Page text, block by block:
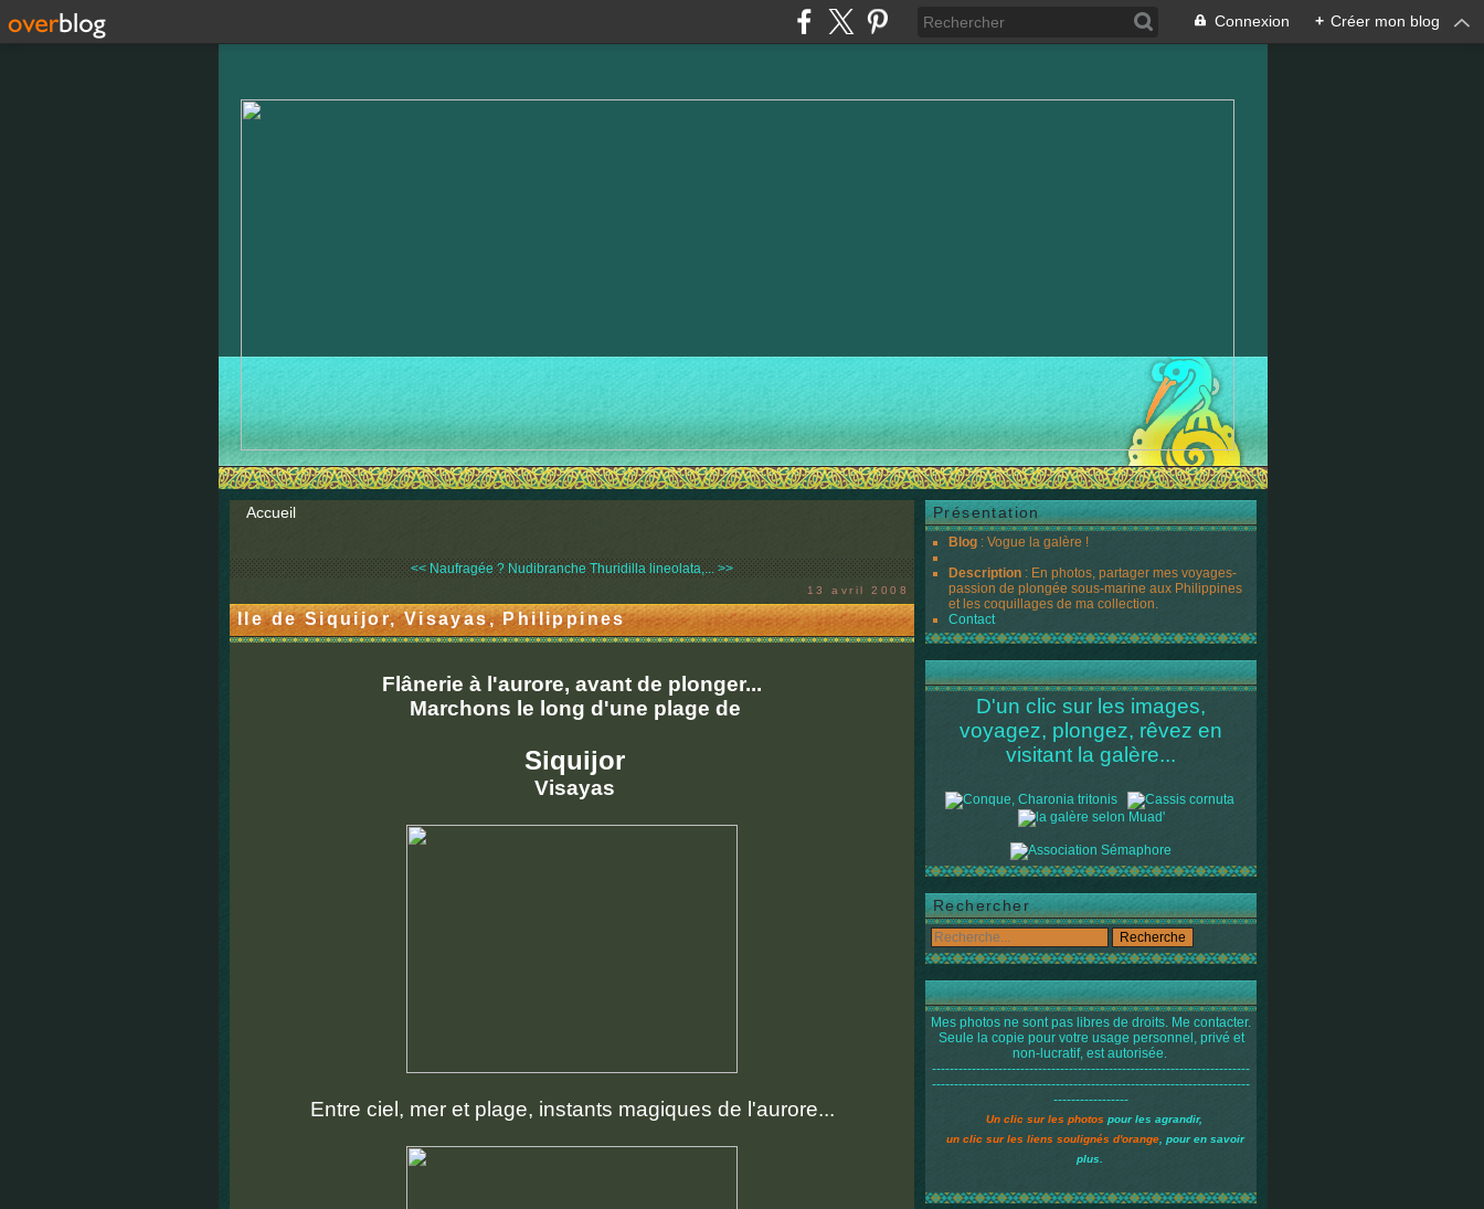
Connexion + Créer mon blog
Accueil
<< Naufragée ? Nudibranche Thuridilla lineolata,... >>
13 avril 2008
Ile de Siquijor, Visayas, Philippines
Flânerie à l'aurore, avant de plonger...
Marchons le long d'une plage de
Siquijor
Visayas
Entre ciel, mer et plage, instants magiques de l'aurore...
Présentation
Blog : Vogue la galère !
Description : En photos, partager mes voyages-
passion de plongée sous-marine aux Philippines
et les coquillages de ma collection.
Contact
D'un clic sur les images,
voyagez, plongez, rêvez en
visitant la galère...
Rechercher
Mes photos ne sont pas libres de droits. Me contacter.
Seule la copie pour votre usage personnel, privé et
non-lucratif, est autorisée.
------------------------------------------------------------------------
------------------------------------------------------------------------
-----------------
Un clic sur les photos pour les agrandir,
un clic sur les liens soulignés d'orange , pour en savoir
plus.